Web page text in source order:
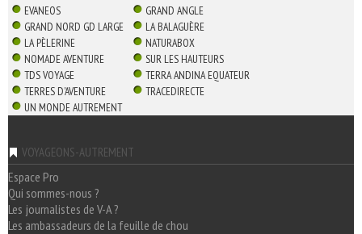
EVANEOS
GRAND ANGLE
GRAND NORD GD LARGE
LA BALAGUÈRE
LA PÈLERINE
NATURABOX
NOMADE AVENTURE
SUR LES HAUTEURS
TDS VOYAGE
TERRA ANDINA EQUATEUR
TERRES D'AVENTURE
TRACEDIRECTE
UN MONDE AUTREMENT
VOYAGEONS-AUTREMENT
Espace Pro
Qui sommes-nous ?
Les journalistes de V-A ?
Les ambassadeurs de la feuille de chou